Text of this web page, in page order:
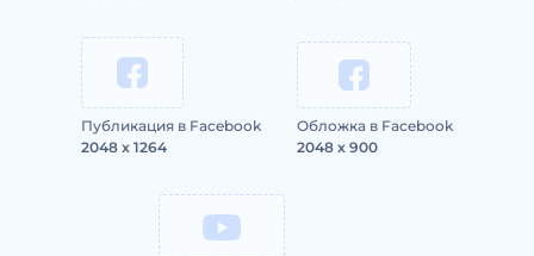
Публикация в Facebook
2048 x 1264
Обложка в Facebook
2048 x 900